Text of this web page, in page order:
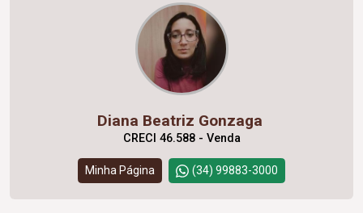
Diana Beatriz Gonzaga
CRECI 46.588 - Venda
Minha Página (34) 99883-3000